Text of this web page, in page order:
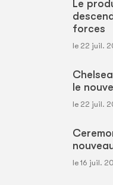
Le
forces
le 22 juil.
le
le 22 juil.
le 16 juil.